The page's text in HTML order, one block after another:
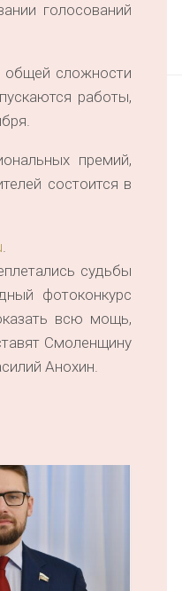
голосований
общей сложности
работы,
премий,
состоится в
.
судьбы
фотоконкурс
всю мощь,
Смоленщину
Анохин.